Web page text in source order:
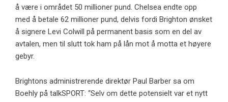
å være i området 50 millioner pund. Chelsea endte opp
med å betale 62 millioner pund, delvis fordi Brighton ønsket
å signere Levi Colwill på permanent basis som en del av
avtalen, men til slutt tok ham på lån mot å motta et høyere
gebyr.
Brightons administrerende direktør Paul Barber sa om
Boehly på talkSPORT: “Selv om dette potensielt var et nytt